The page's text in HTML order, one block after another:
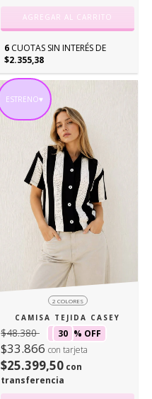
AGREGAR AL CARRITO
6 CUOTAS SIN INTERÉS DE
$2.355,38
ESTRENO♥
2 COLORES
CAMISA TEJIDA CASEY
$48.380 30 % OFF
$33.866 con tarjeta
$25.399,50 con
transferencia